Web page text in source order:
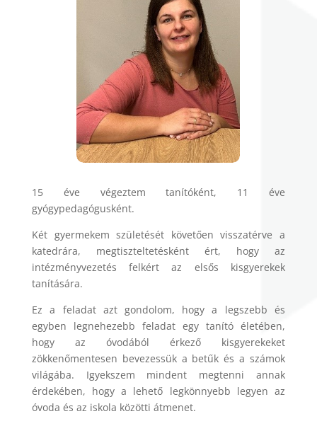
15 éve végeztem tanítóként, 11 éve
gyógypedagógusként.
Két gyermekem születését követően visszatérve a
katedrára, megtiszteltetésként ért, hogy az
intézményvezetés felkért az elsős kisgyerekek
tanítására.
Ez a feladat azt gondolom, hogy a legszebb és
egyben legnehezebb feladat egy tanító életében,
hogy az óvodából érkező kisgyerekeket
zökkenőmentesen bevezessük a betűk és a számok
világába. Igyekszem mindent megtenni annak
érdekében, hogy a lehető legkönnyebb legyen az
óvoda és az iskola közötti átmenet.